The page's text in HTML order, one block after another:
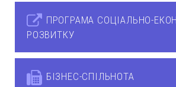
ПРОГРАМА СОЦІАЛЬНО-
РОЗВИТКУ
БІЗНЕС-СПІЛЬНОТА